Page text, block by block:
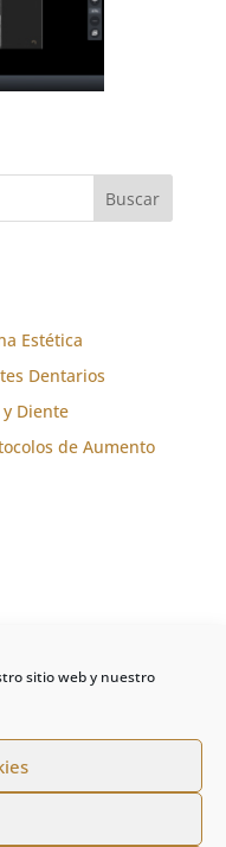
sitio web y nuestro
Estética
Dentarios
Diente
de Aumento